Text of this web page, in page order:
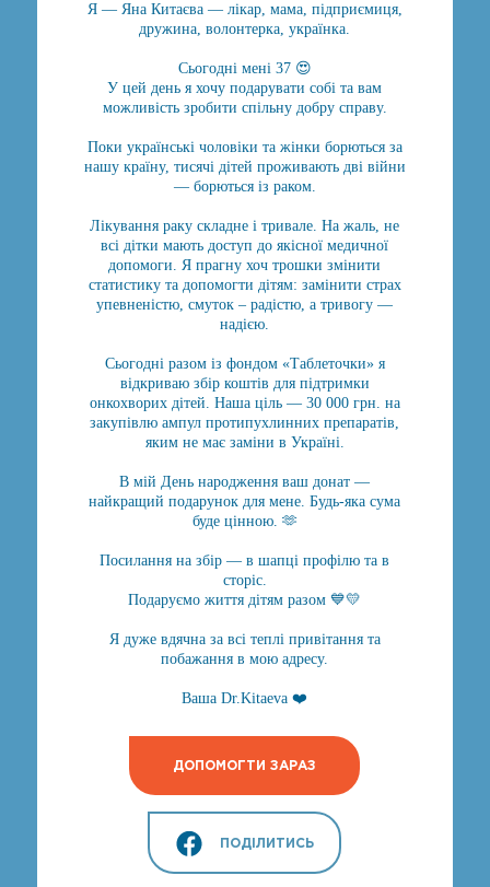
Я — Яна Китаєва — лікар, мама, підприємиця,
дружина, волонтерка, українка.
Сьогодні мені 37 😍
У цей день я хочу подарувати собі та вам
можливість зробити спільну добру справу.
Поки українські чоловіки та жінки борються за
нашу країну, тисячі дітей проживають дві війни
— борються із раком.
Лікування раку складне і тривале. На жаль, не
всі дітки мають доступ до якісної медичної
допомоги. Я прагну хоч трошки змінити
статистику та допомогти дітям: замінити страх
упевненістю, смуток – радістю, а тривогу —
надією.
Сьогодні разом із фондом «Таблеточки» я
відкриваю збір коштів для підтримки
онкохворих дітей. Наша ціль — 30 000 грн. на
закупівлю ампул протипухлинних препаратів,
яким не має заміни в Україні.
В мій День народження ваш донат —
найкращий подарунок для мене. Будь-яка сума
буде цінною. 🫶
Посилання на збір — в шапці профілю та в
сторіс.
Подаруємо життя дітям разом 💙💛
Я дуже вдячна за всі теплі привітання та
побажання в мою адресу.
Ваша Dr.Kitaeva ❤️
ДОПОМОГТИ ЗАРАЗ
ПОДІЛИТИСЬ